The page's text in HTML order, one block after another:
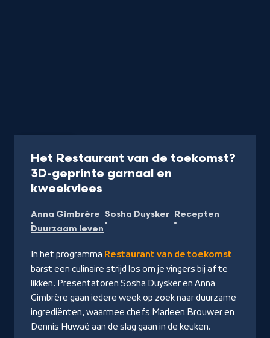
Het Restaurant van de toekomst?
3D-geprinte garnaal en
kweekvlees
op
NPO
Start
Anna Gimbrère Sosha Duysker Recepten
Duurzaam leven
In het programma Restaurant van de toekomst
barst een culinaire strijd los om je vingers bij af te
likken. Presentatoren Sosha Duysker en Anna
Gimbrère gaan iedere week op zoek naar duurzame
ingrediënten, waarmee chefs Marleen Brouwer en
Dennis Huwaë aan de slag gaan in de keuken.